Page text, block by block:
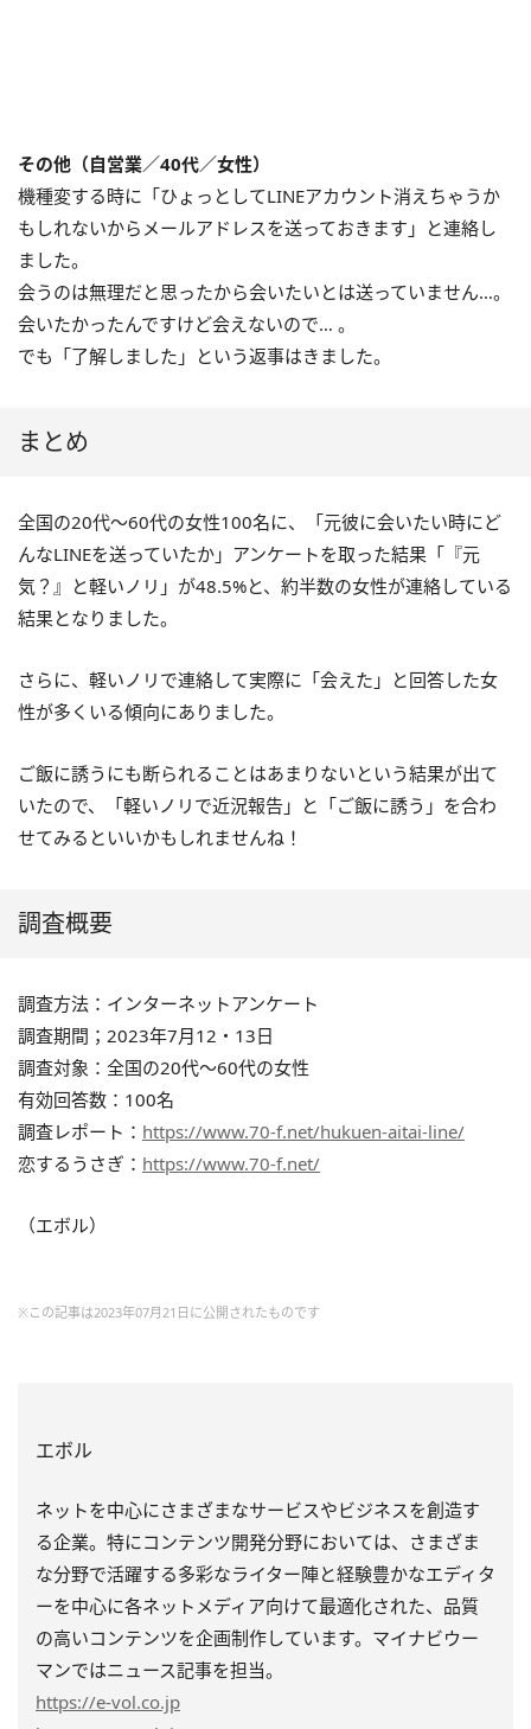
その他（自営業／40代／女性）
機種変する時に「ひょっとしてLINEアカウント消えちゃうか
もしれないからメールアドレスを送っておきます」と連絡し
ました。
会うのは無理だと思ったから会いたいとは送っていません…。
会いたかったんですけど会えないので… 。
でも「了解しました」という返事はきました。
まとめ
全国の20代〜60代の女性100名に、「元彼に会いたい時にど
んなLINEを送っていたか」アンケートを取った結果「『元
気？』と軽いノリ」が48.5%と、約半数の女性が連絡している
結果となりました。
さらに、軽いノリで連絡して実際に「会えた」と回答した女
性が多くいる傾向にありました。
ご飯に誘うにも断られることはあまりないという結果が出て
いたので、「軽いノリで近況報告」と「ご飯に誘う」を合わ
せてみるといいかもしれませんね！
調査概要
調査方法：インターネットアンケート
調査期間；2023年7月12・13日
調査対象：全国の20代〜60代の女性
有効回答数：100名
調査レポート： https://www.70-f.net/hukuen-aitai-line/
恋するうさぎ： https://www.70-f.net/
（エボル）
※この記事は2023年07月21日に公開されたものです
エボル
ネットを中心にさまざまなサービスやビジネスを創造す
る企業。特にコンテンツ開発分野においては、さまざま
な分野で活躍する多彩なライター陣と経験豊かなエディタ
ーを中心に各ネットメディア向けて最適化された、品質
の高いコンテンツを企画制作しています。マイナビウー
マンではニュース記事を担当。
https://e-vol.co.jp